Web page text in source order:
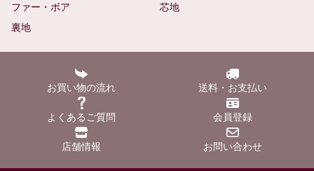
ファー・ボア
芯地
裏地
お買い物の流れ 送料・お支払い
よくあるご質問 会員登録
店舗情報 お問い合わせ